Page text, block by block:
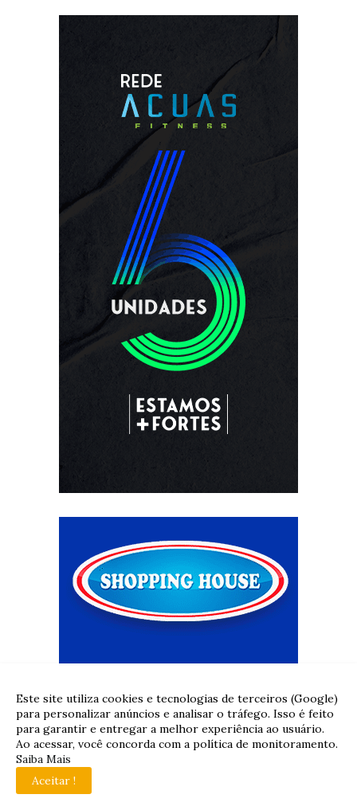
Este site utiliza cookies e tecnologias de terceiros (Google)
para personalizar anúncios e analisar o tráfego. Isso é feito
para garantir e entregar a melhor experiência ao usuário.
Ao acessar, você concorda com a política de monitoramento.
Saiba Mais
Aceitar !